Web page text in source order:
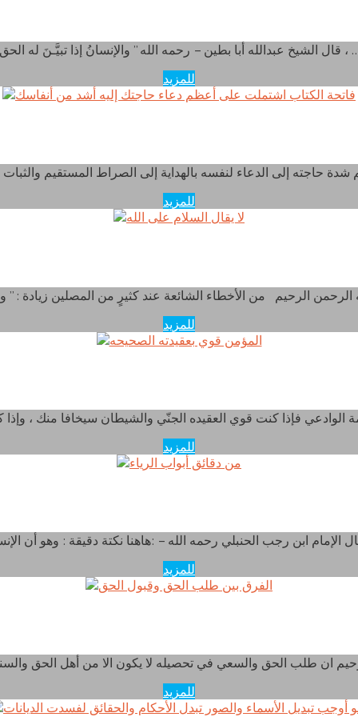
بطين – رحمه الله ” والإنسانُ إذا تبيَّـنَ له الحق ، …
للمزيد
للمزيد
للمزيد
للمزيد
للمزيد
للمزيد